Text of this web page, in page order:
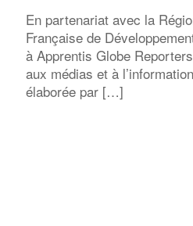
En partenariat avec la
Française de
à Apprentis Globe
aux médias et à
élaborée par […]